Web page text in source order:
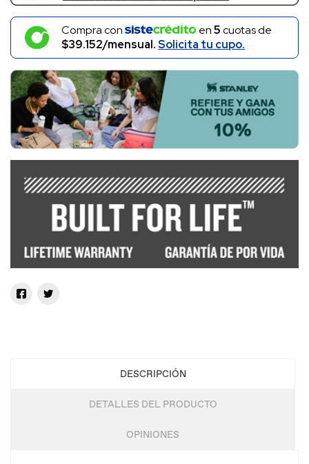
Compra con en5cuotas de
$39.152/mensual.Solicita tu cupo.
DESCRIPCIÓN
DETALLES DEL PRODUCTO
OPINIONES